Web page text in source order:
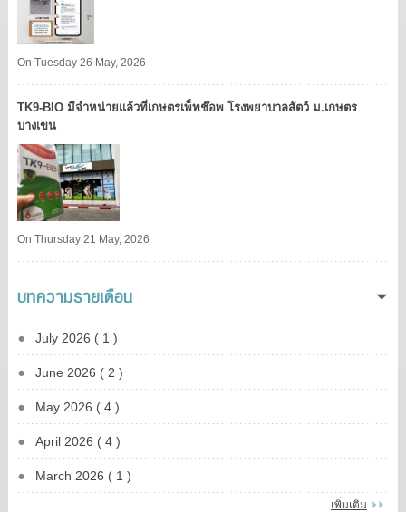
On Tuesday 26 May, 2026
TK9​-BIO มีจำหน่ายแล้วที่เกษตรเพ็ทช๊อพ โรงพยาบาลสัตว์ ม.เกษตร
บางเขน​
On Thursday 21 May, 2026
บทความรายเดือน
July 2026 ( 1 )
June 2026 ( 2 )
May 2026 ( 4 )
April 2026 ( 4 )
March 2026 ( 1 )
เพิ่มเติม